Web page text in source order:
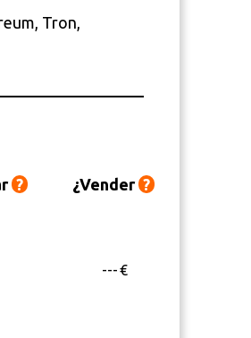
Tron,
? ¿Vender ?
---€